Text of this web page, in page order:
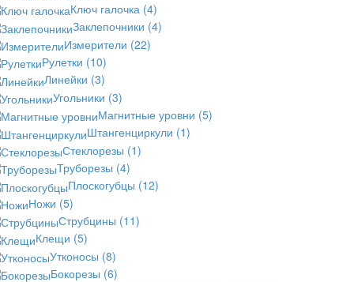
Ключ галочка (4)
Заклепочники (4)
Измерители (22)
Рулетки (10)
Линейки (3)
Угольники (3)
Магнитные уровни (5)
Штангенциркули (1)
Стеклорезы (1)
Труборезы (4)
Плоскогубцы (12)
Ножи (5)
Струбцины (11)
Клещи (5)
Утконосы (8)
Бокорезы (6)